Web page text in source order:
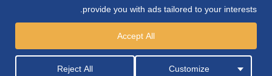
provide you with ads tailored to your interests.
Customize
Reject All
Accept All
towell-new-admin